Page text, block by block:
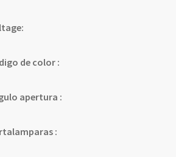
de color :
apertura :
: